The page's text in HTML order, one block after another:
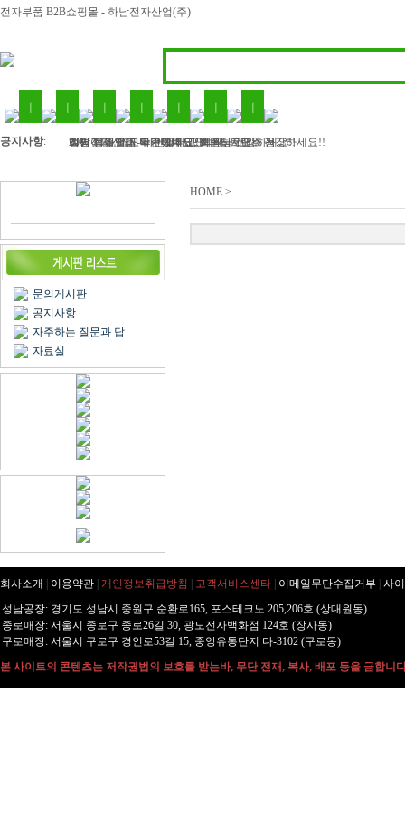
전자부품 B2B쇼핑몰 - 하남전자산업(주)
공지사항: 하남전자산업 - 라인필터, 인덕터, 트랜스 등..
2017 정유년 모두 건강하고 행복하세요
여름 휴가철이 다가왔네요? 회원님! 모두 건강하세요!!
벌써 11월 마지막주이네요..회원님 건강하세요!!
김민아님 입금 확인해주세요
문의게시판
공지사항
자주하는 질문과 답
자료실
HOME >
회사소개 이용약관 개인정보취급방침 고객서비스센타 이메일무단수집거부
사
성남공장: 경기도 성남시 중원구 순환로165, 포스테크노 205,206호 (상대원동)
종로매장: 서울시 종로구 종로26길 30, 광도전자백화점 124호 (장사동)
구로매장: 서울시 구로구 경인로53길 15, 중앙유통단지 다-3102 (구로동)
본 사이트의 콘텐츠는 저작권법의 보호를 받는바, 무단 전재, 복사, 배포 등을 금합니